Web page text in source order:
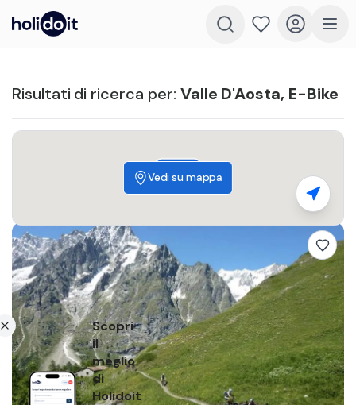
Risultati di ricerca per: Valle D'Aosta, E-Bike
Vedi su mappa
Scopri
il
meglio
di
Holidoit